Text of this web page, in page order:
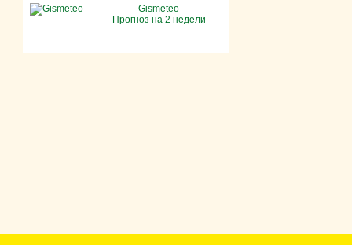
Gismeteo
Прогноз на 2 недели